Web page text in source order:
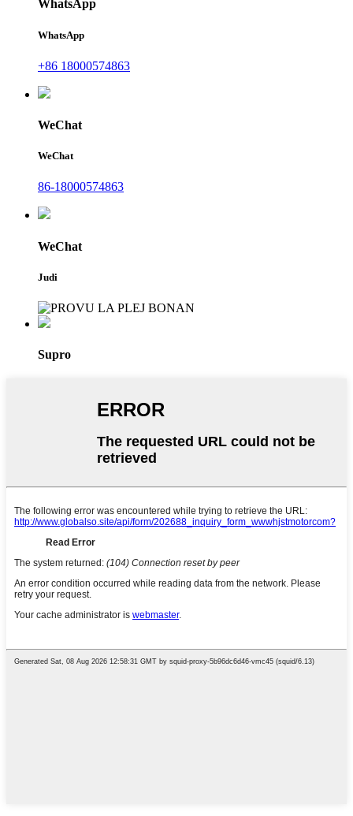
WhatsApp
WhatsApp
+86 18000574863
WeChat
WeChat
86-18000574863
WeChat
Judi
Supro